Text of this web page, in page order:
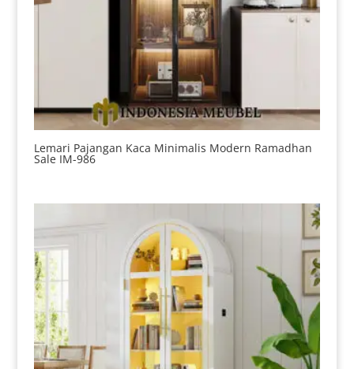
Lemari Pajangan Kaca Minimalis Modern Ramadhan
Sale IM-986